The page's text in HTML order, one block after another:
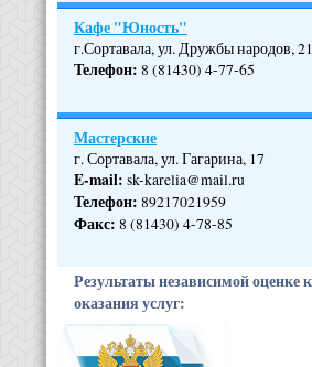
Кафе "Юность"
г.Сортавала, ул. Дружбы народов, 21
Телефон: 8 (81430) 4-77-65
Мастерские
г. Сортавала, ул. Гагарина, 17
E-mail: sk-karelia@mail.ru
Телефон: 89217021959
Факс: 8 (81430) 4-78-85
Результаты независимой оценке
оказания услуг: